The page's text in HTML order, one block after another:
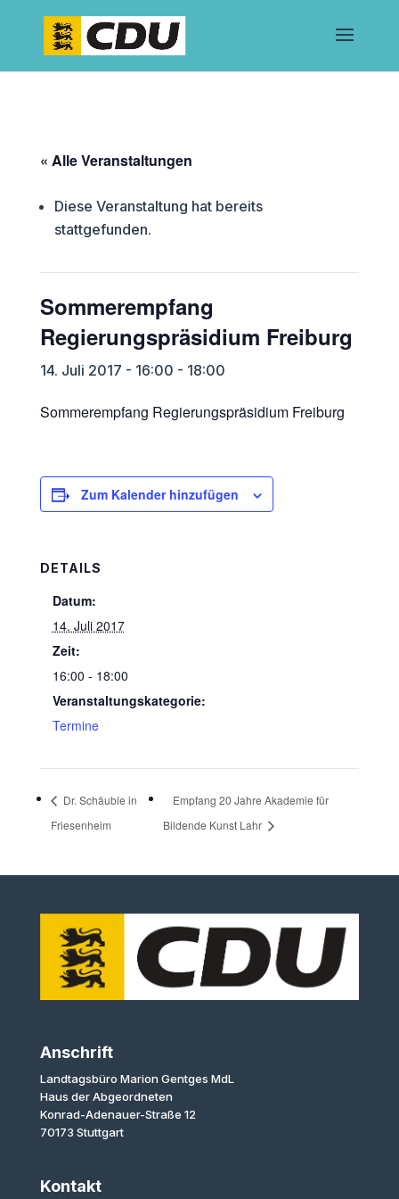
« Alle Veranstaltungen
Diese Veranstaltung hat bereits
stattgefunden.
Sommerempfang
Regierungspräsidium Freiburg
14. Juli 2017 - 16:00 - 18:00
Sommerempfang Regierungspräsidium Freiburg
Zum Kalender hinzufügen
DETAILS
Datum:
14. Juli 2017
Zeit:
16:00 - 18:00
Veranstaltungskategorie:
Termine
Dr. Schäuble in
Friesenheim
Empfang 20 Jahre Akademie für
Bildende Kunst Lahr
Anschrift
Landtagsbüro Marion Gentges MdL
Haus der Abgeordneten
Konrad-Adenauer-Straße 12
70173 Stuttgart
Kontakt